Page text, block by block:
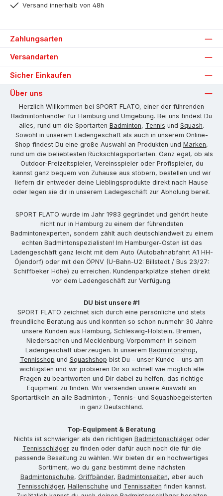
Versand innerhalb von 48h
Zahlungsarten
Versandarten
Sicher Einkaufen
Über uns
Herzlich Willkommen bei SPORT FLATO, einer der führenden
Badmintonhändler für Hamburg und Umgebung. Bei uns findest Du
alles, rund um die Sportarten Badminton, Tennis und Squash.
Sowohl in unserem Ladengeschäft als auch in unserem Online-
Shop findest Du eine große Auswahl an Produkten und Marken,
rund um die beliebtesten Rückschlagsportarten. Ganz egal, ob als
Outdoor-Freizeitspieler, Vereinsspieler oder Profispieler, du
kannst ganz bequem von Zuhause aus stöbern, bestellen und wir
liefern dir entweder deine Lieblingsprodukte direkt nach Hause
oder legen sie dir in unserem Ladegeschäft zur Abholung bereit.
SPORT FLATO wurde im Jahr 1983 gegründet und gehört heute
nicht nur in Hamburg zu einem der führendsten
Badmintonexperten, sondern zählt auch deutschlandweit zu einem
echten Badmintonspezialisten! Im Hamburger-Osten ist das
Ladengeschäft ganz leicht mit dem Auto (Autobahnabfahrt A1 HH-
Öjendorf) oder mit den ÖPNV (U-Bahn-U2: Billstedt / Bus 23/27:
Schiffbeker Höhe) zu erreichen. Kundenparkplätze stehen direkt
vor dem Ladengeschäft zur Verfügung.
DU bist unsere #1
SPORT FLATO zeichnet sich durch eine persönliche und stets
freundliche Beratung aus und konnten so schon nunmehr 30 Jahre
unsere Kunden aus Hamburg, Schleswig-Holstein, Bremen,
Niedersachen und Mecklenburg-Vorpommern in seinem
Ladengeschäft überzeugen. In unserem Badmintonshop,
Tennisshop und Squashshop bist Du – unser Kunde - uns am
wichtigsten und wir probieren Dir so schnell wie möglich alle
Fragen zu beantworten und Dir dabei zu helfen, das richtige
Equipment zu finden. Wir versenden unsere Auswahl an
Sportartikeln an alle Badminton-, Tennis- und Squashbegeisterten
in ganz Deutschland.
Top-Equipment & Beratung
Nichts ist schwieriger als den richtigen Badmintonschlägeroder
Tennisschlägerzu finden oder dafür auch noch die für die
passende Besaitung zu wählen. Wir bieten dir ein hochwertiges
Sortiment, wo du ganz bestimmt deine nächsten
Badmintonschuhe, Griffbänder, Badmintonsaiten, aber auch
Tennisschläger, Hallenschuhe und Tennissaiten finden kannst.